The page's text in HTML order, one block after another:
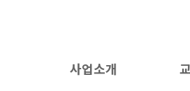
사업소개